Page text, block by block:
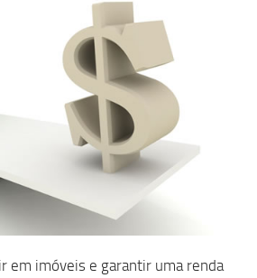
em imóveis e garantir uma renda